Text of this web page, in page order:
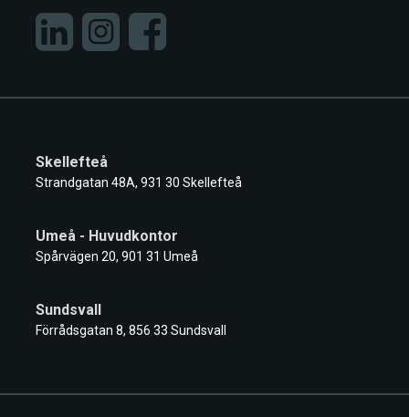
Skellefteå
Strandgatan 48A, 931 30 Skellefteå
Umeå - Huvudkontor
Spårvägen 20, 901 31 Umeå
Sundsvall
Förrådsgatan 8, 856 33 Sundsvall